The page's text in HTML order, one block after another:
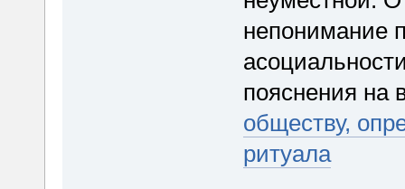
непонимание
пояснения на
обществу,
ритуала